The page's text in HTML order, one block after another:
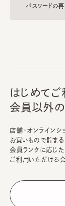
パスワードの
はじめてご
会員以外
店舗・オンラインシ
お買いもので貯まる
会員ランクに応じ
ご利用いただける